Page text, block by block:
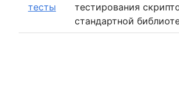
тесты
тестирования
стандартной